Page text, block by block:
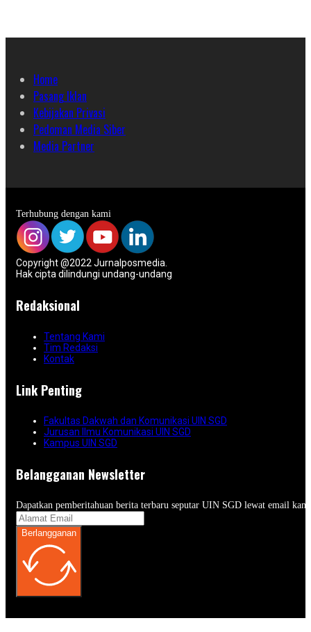
Home
Pasang Iklan
Kebijakan Privasi
Pedoman Media Siber
Media Partner
Terhubung dengan kami
Copyright @2022 Jurnalposmedia.
Hak cipta dilindungi undang-undang
Redaksional
Tentang Kami
Tim Redaksi
Kontak
Link Penting
Fakultas Dakwah dan Komunikasi UIN SGD
Jurusan Ilmu Komunikasi UIN SGD
Kampus UIN SGD
Belangganan Newsletter
Dapatkan pemberitahuan berita terbaru seputar UIN SGD lewat email
Berlangganan